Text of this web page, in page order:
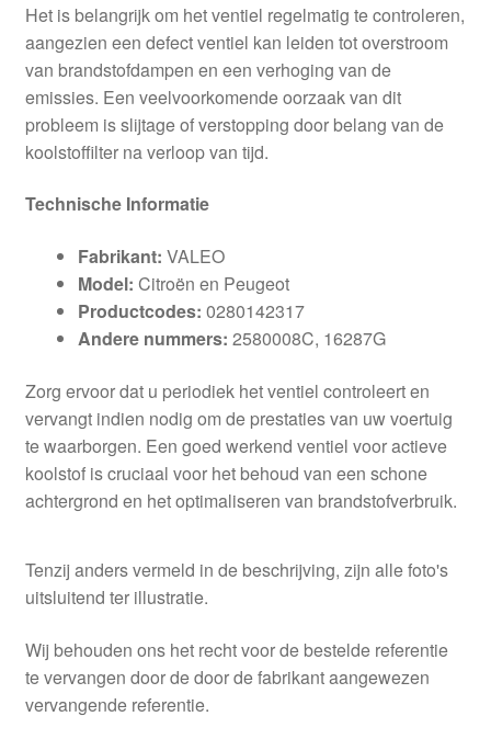
Het is belangrijk om het ventiel regelmatig te controleren,
aangezien een defect ventiel kan leiden tot overstroom
van brandstofdampen en een verhoging van de
emissies. Een veelvoorkomende oorzaak van dit
probleem is slijtage of verstopping door belang van de
koolstoffilter na verloop van tijd.
Technische Informatie
Fabrikant: VALEO
Model: Citroën en Peugeot
Productcodes: 0280142317
Andere nummers: 2580008C, 16287G
Zorg ervoor dat u periodiek het ventiel controleert en
vervangt indien nodig om de prestaties van uw voertuig
te waarborgen. Een goed werkend ventiel voor actieve
koolstof is cruciaal voor het behoud van een schone
achtergrond en het optimaliseren van brandstofverbruik.
Tenzij anders vermeld in de beschrijving, zijn alle foto's
uitsluitend ter illustratie.
Wij behouden ons het recht voor de bestelde referentie
te vervangen door de door de fabrikant aangewezen
vervangende referentie.